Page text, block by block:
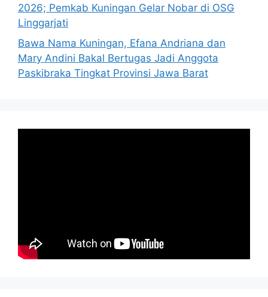
2026; Pemkab Kuningan Gelar Nobar di OSG
Linggarjati
Bawa Nama Kuningan, Efana Andriana dan
Mary Andini Bakal Bertugas Jadi Anggota
Paskibraka Tingkat Provinsi Jawa Barat